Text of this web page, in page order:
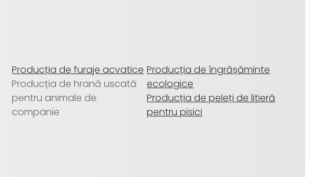
Producția de furaje acvatice
Producția de hrană uscată
pentru animale de
companie
Producția de îngrășăminte
ecologice
Producția de peleți de litieră
pentru pisici